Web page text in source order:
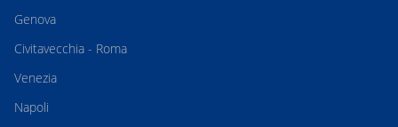
Genova
Civitavecchia - Roma
Venezia
Napoli